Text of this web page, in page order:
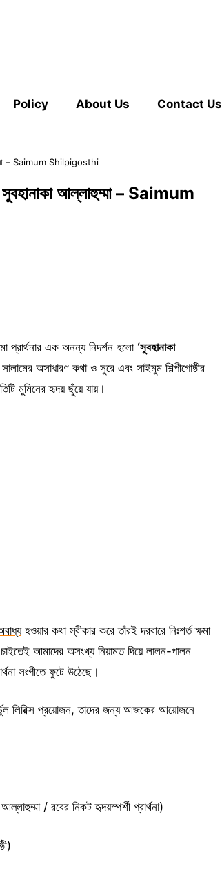
Policy About Us Contact Us
– Saimum Shilpigosthi
আল্লাহুম্মা – Saimum
প্রার্থনার এক অনন্য নিদর্শন হলো ‘সুবহানাকা
অসাধারণ কথা ও সুরে এবং সাইমুম শিল্পীগোষ্ঠীর
মুমিনের হৃদয় ছুঁয়ে যায়।
হওয়ার কথা স্বীকার করে তাঁরই দরবারে নিঃশর্ত ক্ষমা
আমাদের অসংখ্য নিয়ামত দিয়ে লালন-পালন
সংগীতে ফুটে উঠেছে।
লিরিক্স প্রয়োজন, তাদের জন্য আজকের আয়োজনে
/ রবের নিকট হৃদয়স্পর্শী প্রার্থনা)